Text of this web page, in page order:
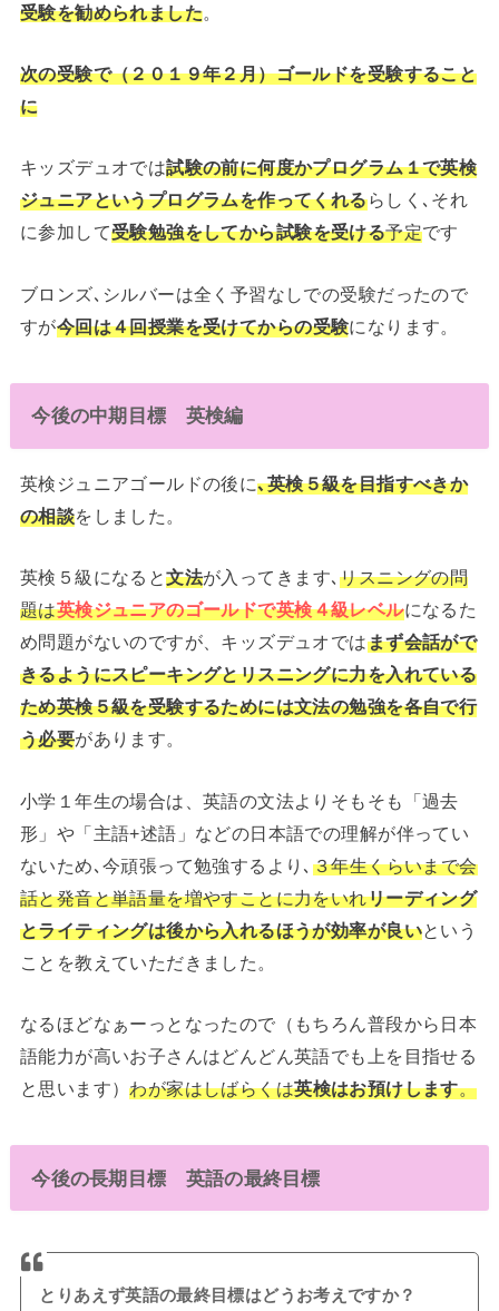
受験を勧められました
次の受験で（２０１９年２月）ゴールドを受験すること
に
キッズデュオでは試験の前に何度かプログラム１で英検
ジュニアというプログラムを作ってくれるらしく､それ
に参加して受験勉強をしてから試験を受ける予定です
ブロンズ､シルバーは全く予習なしでの受験だったので
すが今回は４回授業を受けてからの受験になります。
今後の中期目標 英検編
英検ジュニアゴールドの後に､英検５級を目指すべきか
の相談をしました。
英検５級になると文法が入ってきます､リスニングの問
題は英検ジュニアのゴールドで英検４級レベルになるた
め問題がないのですが、キッズデュオではまず会話がで
きるようにスピーキングとリスニングに力を入れている
ため英検５級を受験するためには文法の勉強を各自で行
う必要があります。
小学１年生の場合は、英語の文法よりそもそも「過去
形」や「主語+述語」などの日本語での理解が伴ってい
ないため､今頑張って勉強するより､ ３年生くらいまで会
話と発音と単語量を増やすことに力をいれリーディング
とライティングは後から入れるほうが効率が良いという
ことを教えていただきました。
なるほどなぁーっとなったので（もちろん普段から日本
語能力が高いお子さんはどんどん英語でも上を目指せる
と思います）わが家はしばらくは英検はお預けします。
今後の長期目標 英語の最終目標
とりあえず英語の最終目標はどうお考えですか？